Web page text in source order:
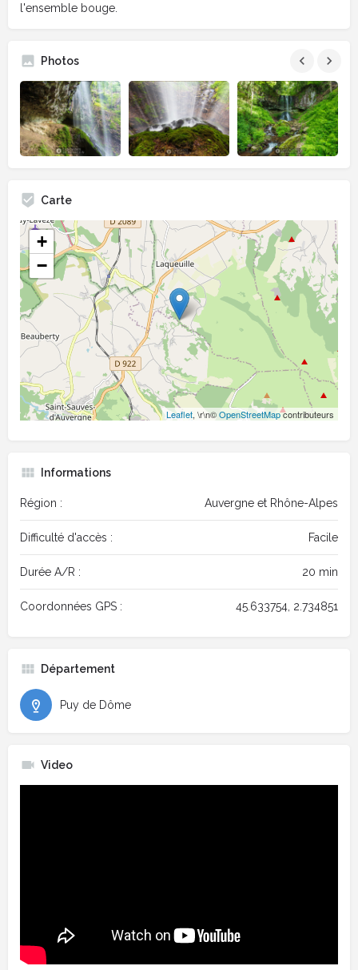
l'ensemble bouge.
Photos
Carte
+
−
Leaflet, \r\n©OpenStreetMapcontributeurs
Informations
Région : Auvergne et Rhône-Alpes
Difficulté d'accès : Facile
Durée A/R : 20 min
Coordonnées GPS : 45.633754, 2.734851
Département
Puy de Dôme
Video